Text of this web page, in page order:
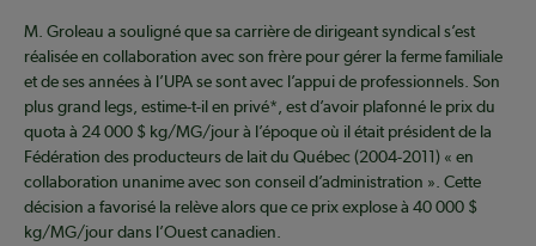
M. Groleau a souligné que sa carrière de dirigeant syndical s’est
réalisée en collaboration avec son frère pour gérer la ferme familiale
et de ses années à l’UPA se sont avec l’appui de professionnels. Son
plus grand legs, estime-t-il en privé*, est d’avoir plafonné le prix du
quota à 24 000 $ kg/MG/jour à l’époque où il était président de la
Fédération des producteurs de lait du Québec (2004-2011) « en
collaboration unanime avec son conseil d’administration ». Cette
décision a favorisé la relève alors que ce prix explose à 40 000 $
kg/MG/jour dans l’Ouest canadien.